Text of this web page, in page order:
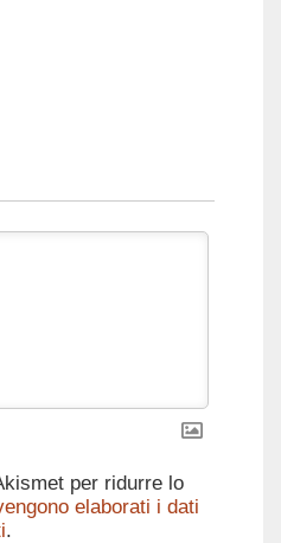
per ridurre lo
elaborati i dati
.